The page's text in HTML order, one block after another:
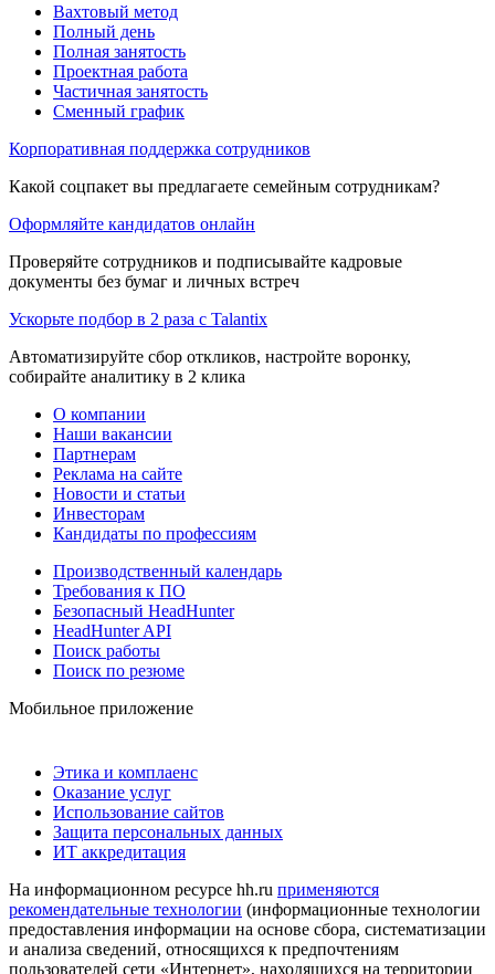
Вахтовый метод
Полный день
Полная занятость
Проектная работа
Частичная занятость
Сменный график
Корпоративная поддержка сотрудников
Какой соцпакет вы предлагаете семейным сотрудникам?
Оформляйте кандидатов онлайн
Проверяйте сотрудников и подписывайте кадровые
документы без бумаг и личных встреч
Ускорьте подбор в 2 раза с Talantix
Автоматизируйте сбор откликов, настройте воронку,
собирайте аналитику в 2 клика
О компании
Наши вакансии
Партнерам
Реклама на сайте
Новости и статьи
Инвесторам
Кандидаты по профессиям
Производственный календарь
Требования к ПО
Безопасный HeadHunter
HeadHunter API
Поиск работы
Поиск по резюме
Мобильное приложение
Этика и комплаенс
Оказание услуг
Использование сайтов
Защита персональных данных
ИТ аккредитация
На информационном ресурсе hh.ru применяются
рекомендательные технологии (информационные технологии
предоставления информации на основе сбора, систематизации
и анализа сведений, относящихся к предпочтениям
пользователей сети «Интернет», находящихся на территории